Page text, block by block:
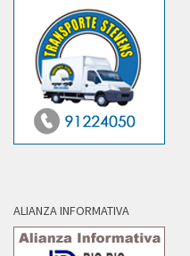
ALIANZA INFORMATIVA